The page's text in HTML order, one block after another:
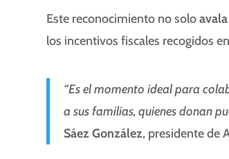
Este reconocimiento no solo
los incentivos fiscales recogidos
“Es el momento ideal para
a sus familias, quienes donan
Sáez González, presidente de